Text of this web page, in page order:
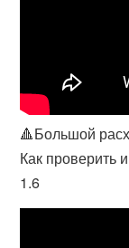
🔺Большой
Как проверить
1.6